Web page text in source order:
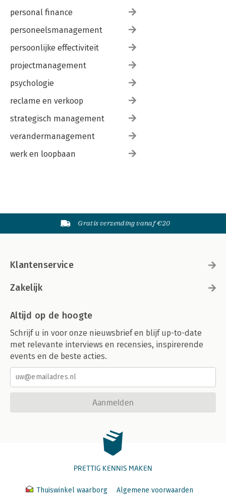
personal finance
personeelsmanagement
persoonlijke effectiviteit
projectmanagement
psychologie
reclame en verkoop
strategisch management
verandermanagement
werk en loopbaan
Gratis verzending vanaf €20
Klantenservice
Zakelijk
Altijd op de hoogte
Schrijf u in voor onze nieuwsbrief en blijf up-to-date
met relevante interviews en recensies, inspirerende
events en de beste acties.
Aanmelden
PRETTIG KENNIS MAKEN
Thuiswinkel waarborg Algemene voorwaarden